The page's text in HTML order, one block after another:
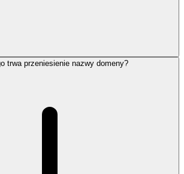
trwa przeniesienie nazwy domeny?